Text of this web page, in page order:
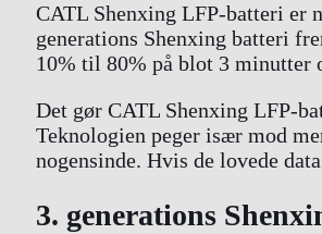
CATL Shenxing LFP-batteri er
generations Shenxing batteri
10% til 80% på blot 3 minutter
Det gør CATL Shenxing LFP-
Teknologien peger især mod
nogensinde. Hvis de lovede
3. generations